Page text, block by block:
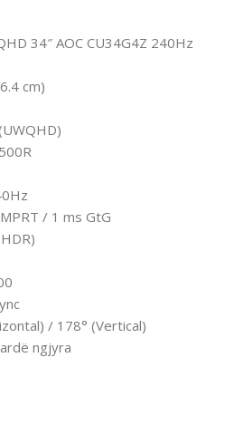
34″ AOC CU34G4Z 240Hz
cm)
/ 1 ms GtG
/ 178° (Vertical)
ngjyra